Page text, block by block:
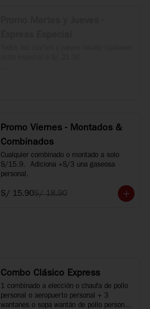
Promo Viernes - Montados &
Combinados
Cualquier combinado o montado a solo
S/15.9.  Adiciona +S/3 una gaseosa
personal.
S/ 15.90S/ 18.90
Combo Clásico Express
1 combinado a elección o chaufa de pollo
personal o aeropuerto personal + 3
wantanes o sopa wantán de pollo personal